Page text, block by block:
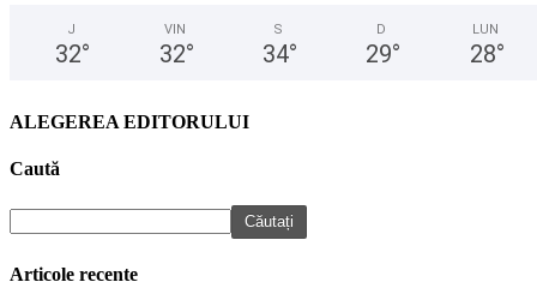
J
32°
VIN
32°
S
34°
D
29°
LUN
28°
ALEGEREA EDITORULUI
Caută
Articole recente